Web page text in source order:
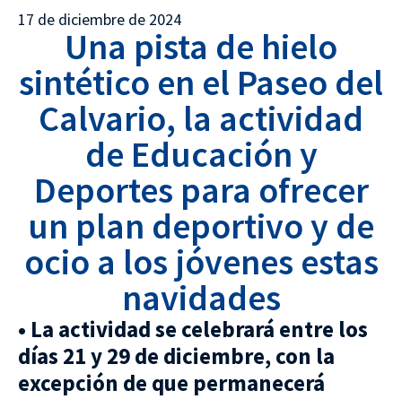
17 de diciembre de 2024
Una pista de hielo
sintético en el Paseo del
Calvario, la actividad
de Educación y
Deportes para ofrecer
un plan deportivo y de
ocio a los jóvenes estas
navidades
• La actividad se celebrará entre los
días 21 y 29 de diciembre, con la
excepción de que permanecerá